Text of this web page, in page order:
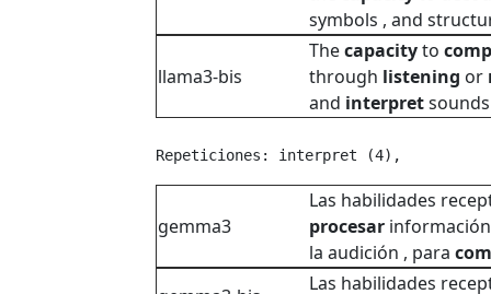
symbols , and
llama3-bis
Thecapacityto
through listening or
and interpret
Repeticiones: interpret (4),
gemma3
Las habilidades
procesar
la audición , para
Las habilidades